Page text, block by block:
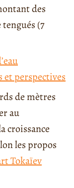
des
(7
et perspectives
de mètres
au
croissance
les propos
Tokaïev